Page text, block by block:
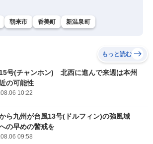
朝来市 香美町 新温泉町
もっと読む
号(チャンホン) 北西に進んで来週は本州
の可能性
10:22
ら九州が台風13号(ドルフィン)の強風域
の早めの警戒を
09:58